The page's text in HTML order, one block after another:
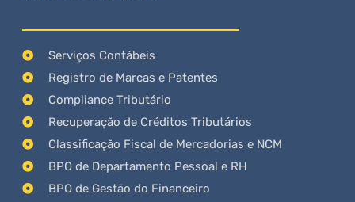
Serviços Contábeis
Registro de Marcas e Patentes
Compliance Tributário
Recuperação de Créditos Tributários
Classificação Fiscal de Mercadorias e NCM
BPO de Departamento Pessoal e RH
BPO de Gestão do Financeiro